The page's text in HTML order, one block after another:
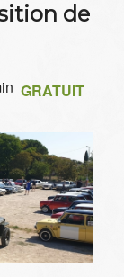
de
GRATUIT